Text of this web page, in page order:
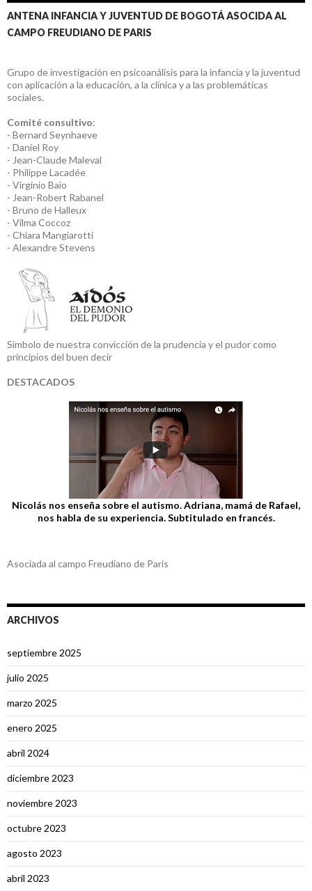
ANTENA INFANCIA Y JUVENTUD DE BOGOTÁ ASOCIDA AL
CAMPO FREUDIANO DE PARIS
Grupo de investigación en psicoanálisis para la infancia y la juventud
con aplicación a la educación, a la clínica y a las problemáticas
sociales.
Comité consultivo:
- Bernard Seynhaeve
- Daniel Roy
- Jean-Claude Maleval
- Philippe Lacadée
- Virginio Baio
- Jean-Robert Rabanel
- Bruno de Halleux
- Vilma Coccoz
- Chiara Mangiarotti
- Alexandre Stevens
Símbolo de nuestra convicción de la prudencia y el pudor como
principios del buen decir
DESTACADOS
Nicolás nos enseña sobre el autismo. Adriana, mamá de Rafael,
nos habla de su experiencia. Subtitulado en francés.
Asociada al campo Freudiano de Paris
ARCHIVOS
septiembre 2025
julio 2025
marzo 2025
enero 2025
abril 2024
diciembre 2023
noviembre 2023
octubre 2023
agosto 2023
abril 2023